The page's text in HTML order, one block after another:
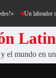
Un labrador
el mundo en